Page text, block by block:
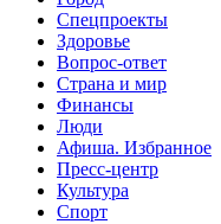
Спецпроекты
Здоровье
Вопрос-ответ
Страна и мир
Финансы
Люди
Афиша. Избранное
Пресс-центр
Культура
Спорт